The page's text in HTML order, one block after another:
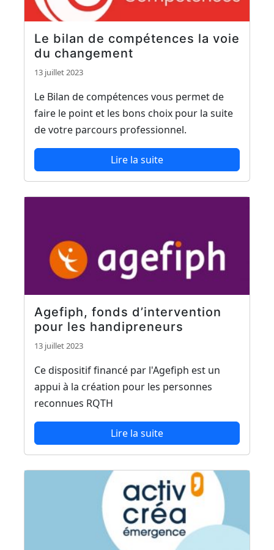
Le bilan de compétences la voie
du changement
13 juillet 2023
Le Bilan de compétences vous permet de
faire le point et les bons choix pour la suite
de votre parcours professionnel.
Lire la suite
Agefiph, fonds d’intervention
pour les handipreneurs
13 juillet 2023
Ce dispositif financé par l'Agefiph est un
appui à la création pour les personnes
reconnues RQTH
Lire la suite